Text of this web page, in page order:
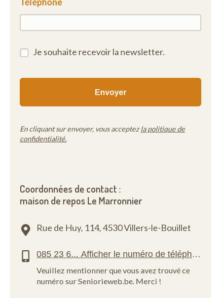
Je souhaite recevoir la newsletter.
En cliquant sur envoyer, vous acceptezla politique de
confidentialité.
Coordonnées de contact :
maison de repos Le Marronnier
Rue de Huy, 114,4530 Villers-le-Bouillet
Veuillez mentionner que vous avez trouvé ce
numéro sur Seniorieweb.be. Merci !